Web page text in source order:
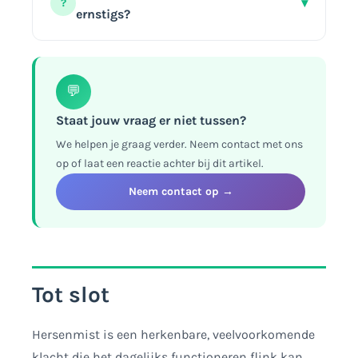
Vaak is het een combinatie van
meerdere factoren.
verdwijnt vaak wanneer die factor wordt
een huisarts te raadplegen.
ernstigs?
reden om dit met een arts te bespreken,
zodat onderliggende oorzaken kunnen
💬
Staat jouw vraag er niet tussen?
We helpen je graag verder. Neem contact met ons
op of laat een reactie achter bij dit artikel.
Neem contact op →
Tot slot
Hersenmist is een herkenbare, veelvoorkomende